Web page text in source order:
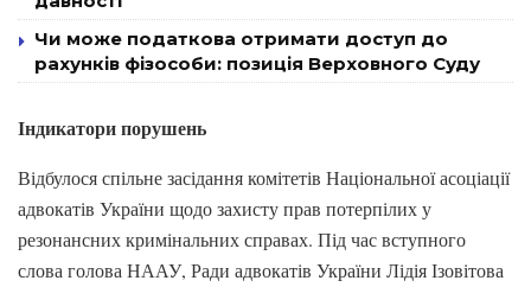
Чи може податкова отримати доступ до
рахунків фізособи: позиція Верховного Суду
Індикатори порушень
Відбулося спільне засідання комітетів Національної асоціації
адвокатів України щодо захисту прав потерпілих у
резонансних кримінальних справах. Під час вступного
слова голова НААУ, Ради адвокатів України Лідія Ізовітова